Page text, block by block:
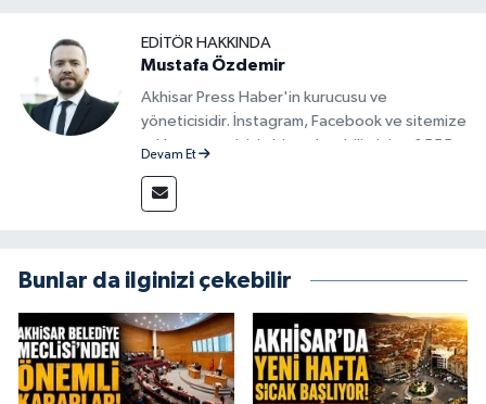
EDITÖR HAKKINDA
Mustafa Özdemir
Akhisar Press Haber'in kurucusu ve
yöneticisidir. İnstagram, Facebook ve sitemize
reklam vermek için bize ulaşabilirsiniz - 0555
Devam Et
Bunlar da ilginizi çekebilir